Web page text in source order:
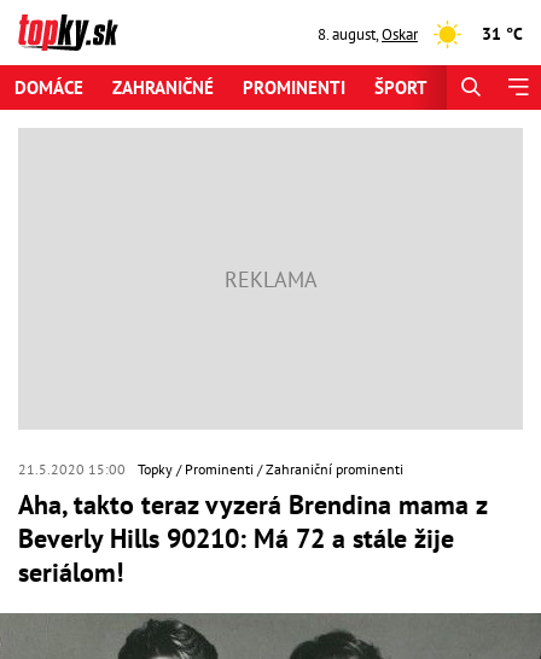
8. august,Oskar 31 °C
DOMÁCE ZAHRANIČNÉ PROMINENTI ŠPORT
21.5.2020 15:00 Topky Prominenti Zahraniční prominenti
Aha, takto teraz vyzerá Brendina mama z
Beverly Hills 90210: Má 72 a stále žije
seriálom!